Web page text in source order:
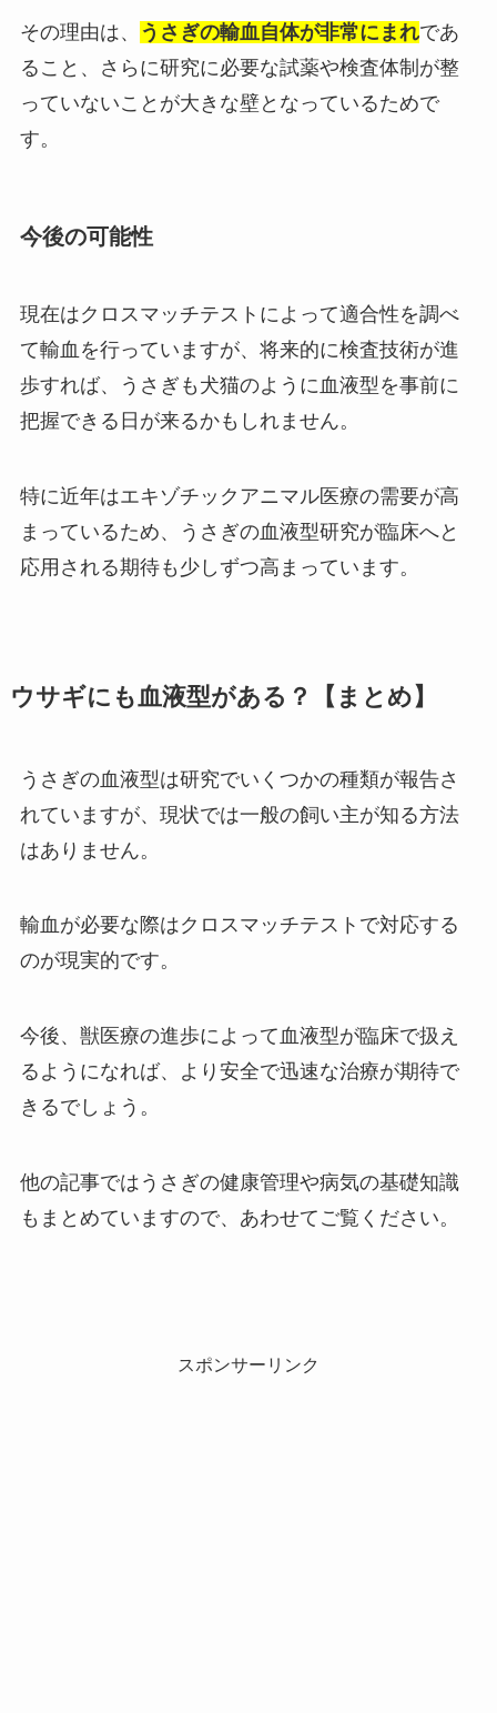
その理由は、 うさぎの輸血自体が非常にまれであ
ること、さらに研究に必要な試薬や検査体制が整
っていないことが大きな壁となっているためで
す。
今後の可能性
現在はクロスマッチテストによって適合性を調べ
て輸血を行っていますが、将来的に検査技術が進
歩すれば、うさぎも犬猫のように血液型を事前に
把握できる日が来るかもしれません。
特に近年はエキゾチックアニマル医療の需要が高
まっているため、うさぎの血液型研究が臨床へと
応用される期待も少しずつ高まっています。
ウサギにも血液型がある？【まとめ】
うさぎの血液型は研究でいくつかの種類が報告さ
れていますが、現状では一般の飼い主が知る方法
はありません。
輸血が必要な際はクロスマッチテストで対応する
のが現実的です。
今後、獣医療の進歩によって血液型が臨床で扱え
るようになれば、より安全で迅速な治療が期待で
きるでしょう。
他の記事ではうさぎの健康管理や病気の基礎知識
もまとめていますので、あわせてご覧ください。
スポンサーリンク